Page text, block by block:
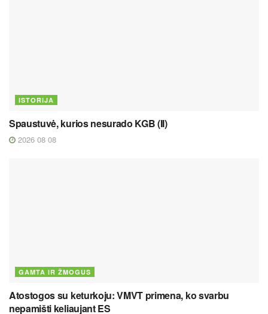
ISTORIJA
Spaustuvė, kurios nesurado KGB (II)
2026 08 08
GAMTA IR ŽMOGUS
Atostogos su keturkoju: VMVT primena, ko svarbu
nepamišti keliaujant ES